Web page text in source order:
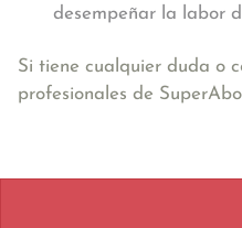
desempeñar la labor
Si tiene cualquier duda o
profesionales de